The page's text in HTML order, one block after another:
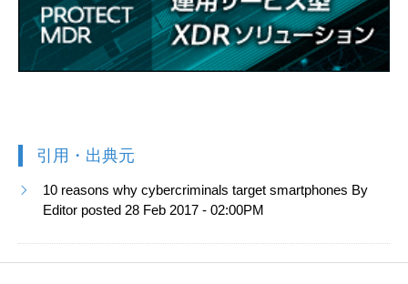
引用・出典元
10 reasons why cybercriminals target smartphones By
Editor posted 28 Feb 2017 - 02:00PM